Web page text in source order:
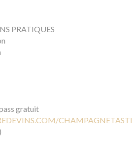
PRATIQUES
gratuit